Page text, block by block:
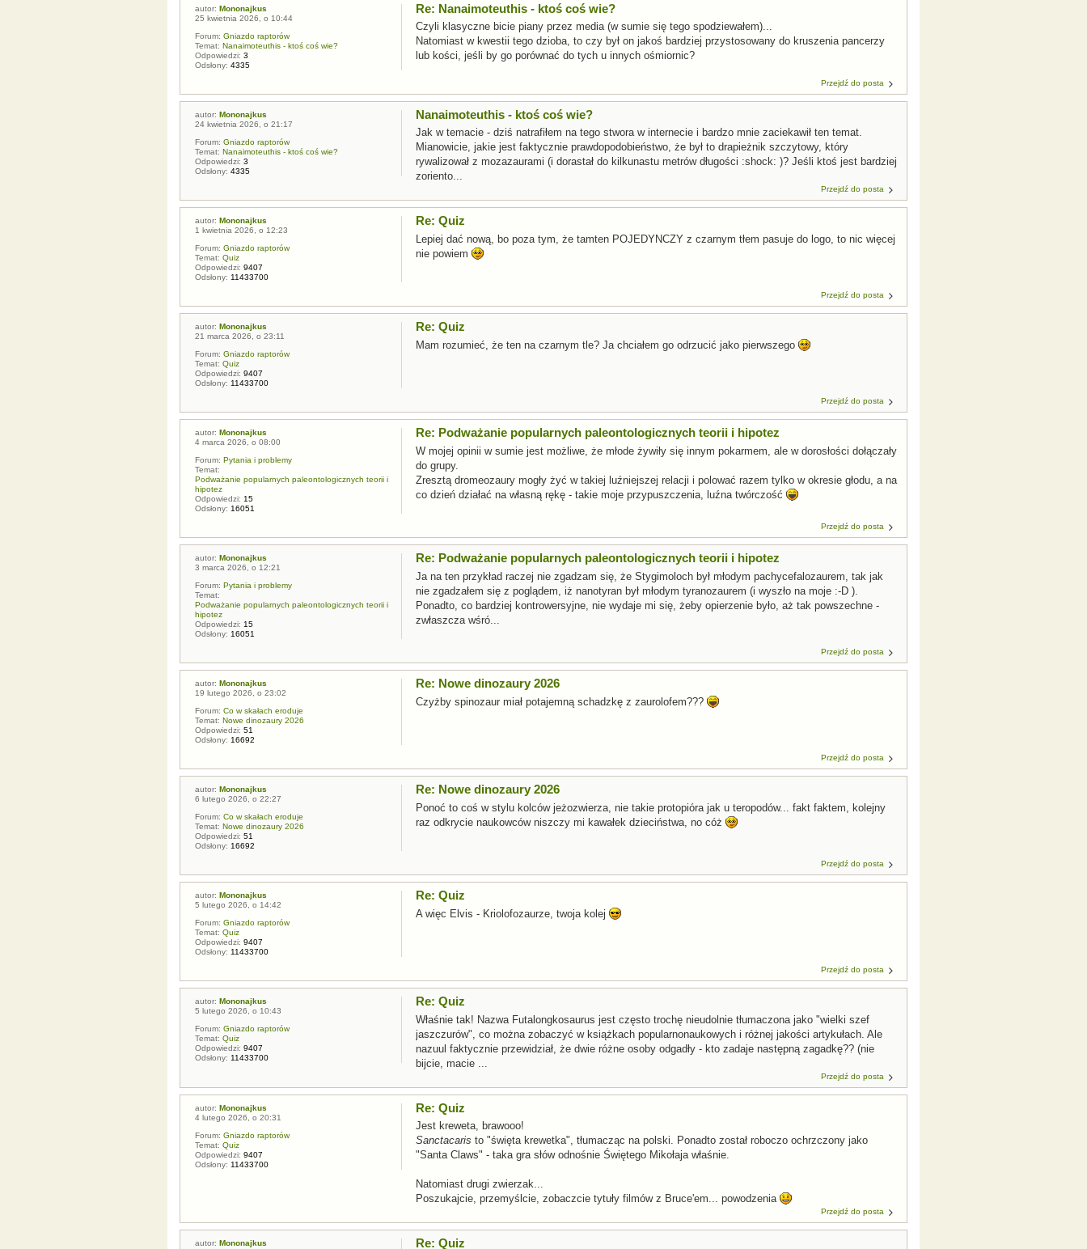
autor: Mononajkus
25 kwietnia 2026, o 10:44
Forum: Gniazdo raptorów
Temat: Nanaimoteuthis - ktoś coś wie?
Odpowiedzi: 3
Odsłony: 4335
Re: Nanaimoteuthis - ktoś coś wie?
Czyli klasyczne bicie piany przez media (w sumie się tego spodziewałem)...
Natomiast w kwestii tego dzioba, to czy był on jakoś bardziej przystosowany do kruszenia pancerzy
lub kości, jeśli by go porównać do tych u innych ośmiornic?
Przejdź do posta
autor: Mononajkus
24 kwietnia 2026, o 21:17
Forum: Gniazdo raptorów
Temat: Nanaimoteuthis - ktoś coś wie?
Odpowiedzi: 3
Odsłony: 4335
Nanaimoteuthis - ktoś coś wie?
Jak w temacie - dziś natrafiłem na tego stwora w internecie i bardzo mnie zaciekawił ten temat.
Mianowicie, jakie jest faktycznie prawdopodobieństwo, że był to drapieżnik szczytowy, który
rywalizował z mozazaurami (i dorastał do kilkunastu metrów długości :shock: )? Jeśli ktoś jest bardziej
zoriento...
Przejdź do posta
autor: Mononajkus
1 kwietnia 2026, o 12:23
Forum: Gniazdo raptorów
Temat: Quiz
Odpowiedzi: 9407
Odsłony: 11433700
Re: Quiz
Lepiej dać nową, bo poza tym, że tamten POJEDYNCZY z czarnym tłem pasuje do logo, to nic więcej
nie powiem
Przejdź do posta
autor: Mononajkus
21 marca 2026, o 23:11
Forum: Gniazdo raptorów
Temat: Quiz
Odpowiedzi: 9407
Odsłony: 11433700
Re: Quiz
Mam rozumieć, że ten na czarnym tle? Ja chciałem go odrzucić jako pierwszego
Przejdź do posta
autor: Mononajkus
4 marca 2026, o 08:00
Forum: Pytania i problemy
Temat:
Podważanie popularnych paleontologicznych teorii i
hipotez
Odpowiedzi: 15
Odsłony: 16051
Re: Podważanie popularnych paleontologicznych teorii i hipotez
W mojej opinii w sumie jest możliwe, że młode żywiły się innym pokarmem, ale w dorosłości dołączały
do grupy.
Zresztą dromeozaury mogły żyć w takiej luźniejszej relacji i polować razem tylko w okresie głodu, a na
co dzień działać na własną rękę - takie moje przypuszczenia, luźna twórczość
Przejdź do posta
autor: Mononajkus
3 marca 2026, o 12:21
Forum: Pytania i problemy
Temat:
Podważanie popularnych paleontologicznych teorii i
hipotez
Odpowiedzi: 15
Odsłony: 16051
Re: Podważanie popularnych paleontologicznych teorii i hipotez
Ja na ten przykład raczej nie zgadzam się, że Stygimoloch był młodym pachycefalozaurem, tak jak
nie zgadzałem się z poglądem, iż nanotyran był młodym tyranozaurem (i wyszło na moje :-D ).
Ponadto, co bardziej kontrowersyjne, nie wydaje mi się, żeby opierzenie było, aż tak powszechne -
zwłaszcza wśró...
Przejdź do posta
autor: Mononajkus
19 lutego 2026, o 23:02
Forum: Co w skałach eroduje
Temat: Nowe dinozaury 2026
Odpowiedzi: 51
Odsłony: 16692
Re: Nowe dinozaury 2026
Czyżby spinozaur miał potajemną schadzkę z zaurolofem???
Przejdź do posta
autor: Mononajkus
6 lutego 2026, o 22:27
Forum: Co w skałach eroduje
Temat: Nowe dinozaury 2026
Odpowiedzi: 51
Odsłony: 16692
Re: Nowe dinozaury 2026
Ponoć to coś w stylu kolców jeżozwierza, nie takie protopióra jak u teropodów... fakt faktem, kolejny
raz odkrycie naukowców niszczy mi kawałek dzieciństwa, no cóż
Przejdź do posta
autor: Mononajkus
5 lutego 2026, o 14:42
Forum: Gniazdo raptorów
Temat: Quiz
Odpowiedzi: 9407
Odsłony: 11433700
Re: Quiz
A więc Elvis - Kriolofozaurze, twoja kolej
Przejdź do posta
autor: Mononajkus
5 lutego 2026, o 10:43
Forum: Gniazdo raptorów
Temat: Quiz
Odpowiedzi: 9407
Odsłony: 11433700
Re: Quiz
Właśnie tak! Nazwa Futalongkosaurus jest często trochę nieudolnie tłumaczona jako "wielki szef
jaszczurów", co można zobaczyć w książkach popularnonaukowych i różnej jakości artykułach. Ale
nazuul faktycznie przewidział, że dwie różne osoby odgadły - kto zadaje następną zagadkę?? (nie
bijcie, macie ...
Przejdź do posta
autor: Mononajkus
4 lutego 2026, o 20:31
Forum: Gniazdo raptorów
Temat: Quiz
Odpowiedzi: 9407
Odsłony: 11433700
Re: Quiz
Jest kreweta, brawooo!
Sanctacaris to "święta krewetka", tłumacząc na polski. Ponadto został roboczo ochrzczony jako
"Santa Claws" - taka gra słów odnośnie Świętego Mikołaja właśnie.
Natomiast drugi zwierzak...
Poszukajcie, przemyślcie, zobaczcie tytuły filmów z Bruce'em... powodzenia
Przejdź do posta
autor: Mononajkus
Re: Quiz